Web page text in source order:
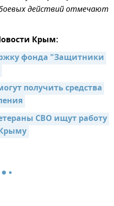
действий отмечают
Крым:
фонда "Защитники
получить средства
СВО ищут работу